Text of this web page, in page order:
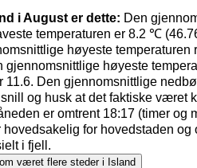
i August er dette: Den
temperaturen er 8.2 ℃
høyeste
gjennomsnittlige høyeste
Den gjennomsnittlige
og husk at det faktiske været
er omtrent 18:17 (timer
for hovedstaden
i fjell.
været flere steder i Island